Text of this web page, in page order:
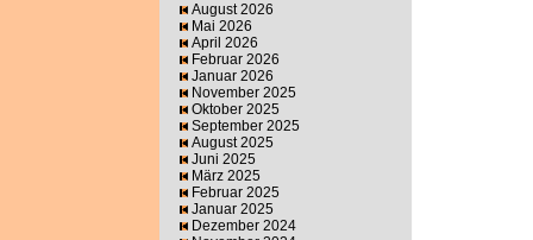
August 2026
Mai 2026
April 2026
Februar 2026
Januar 2026
November 2025
Oktober 2025
September 2025
August 2025
Juni 2025
März 2025
Februar 2025
Januar 2025
Dezember 2024